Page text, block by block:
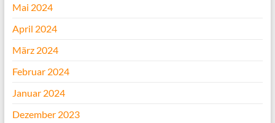
Mai 2024
April 2024
März 2024
Februar 2024
Januar 2024
Dezember 2023